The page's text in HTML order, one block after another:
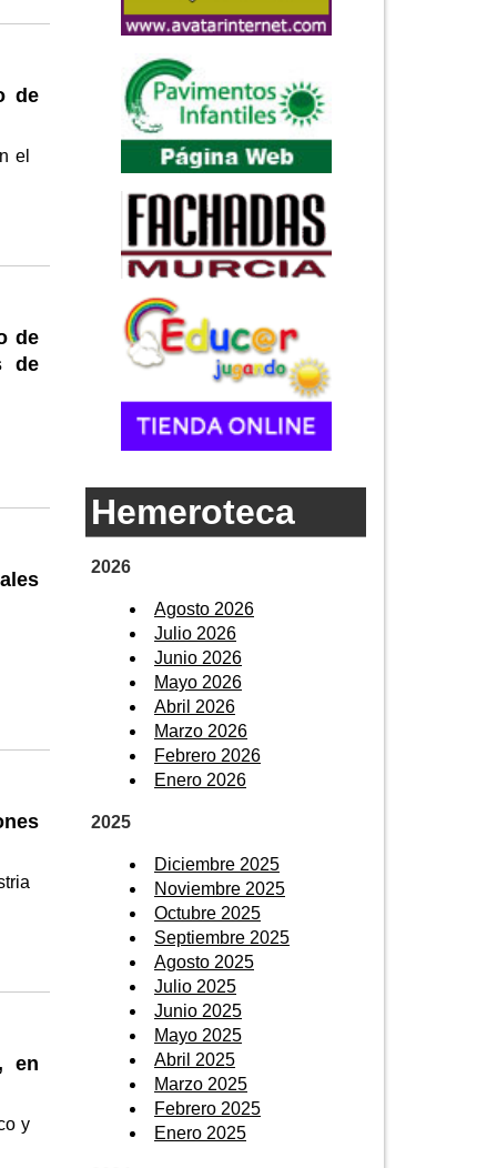
de
el
de
de
en
y
Hemeroteca
2026
Agosto 2026
Julio 2026
Junio 2026
Mayo 2026
Abril 2026
Marzo 2026
Febrero 2026
Enero 2026
2025
Diciembre 2025
Noviembre 2025
Octubre 2025
Septiembre 2025
Agosto 2025
Julio 2025
Junio 2025
Mayo 2025
Abril 2025
Marzo 2025
Febrero 2025
Enero 2025